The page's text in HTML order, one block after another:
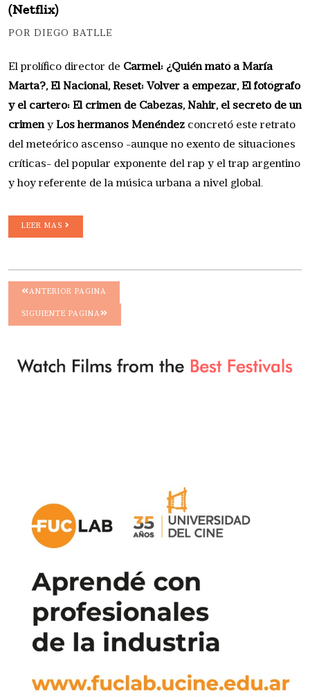
(Netflix)
POR DIEGO BATLLE
El prolífico director de Carmel: ¿Quién mató a María
Marta?, El Nacional, Reset: Volver a empezar, El fotógrafo
y el cartero: El crimen de Cabezas, Nahir, el secreto de un
crimeny Los hermanos Menéndez concretó este retrato
del meteórico ascenso -aunque no exento de situaciones
críticas- del popular exponente del rap y el trap argentino
y hoy referente de la música urbana a nivel global.
LEER MAS
ANTERIOR PAGINA
SIGUIENTE PAGINA